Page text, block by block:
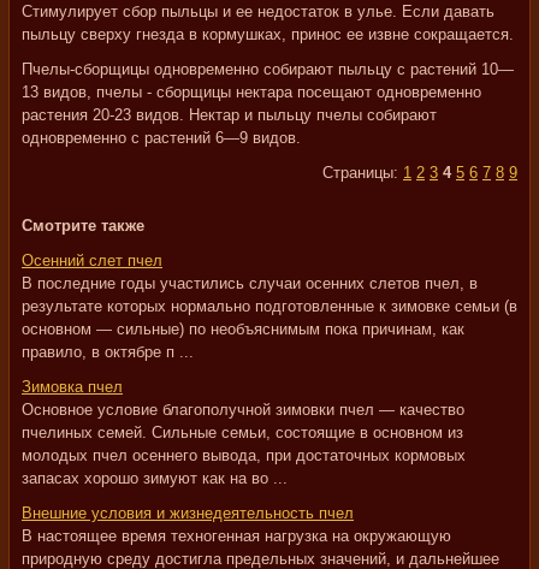
Стимулирует сбор пыльцы и ее недостаток в улье. Если давать
пыльцу сверху гнезда в кормушках, принос ее извне сокращается.
Пчелы-сборщицы одновременно собирают пыльцу с растений 10—
13 видов, пчелы - сборщицы нектара посещают одновременно
растения 20-23 видов. Нектар и пыльцу пчелы собирают
одновременно с растений 6—9 видов.
Страницы: 1 2 3 4 5 6 7 8 9
Смотрите также
Осенний слет пчел
В последние годы участились случаи осенних слетов пчел, в
результате которых нормально подготовленные к зимовке семьи (в
основном — сильные) по необъяснимым пока причинам, как
правило, в октябре п ...
Зимовка пчел
Основное условие благополучной зимовки пчел — качество
пчелиных семей. Сильные семьи, состоящие в основном из
молодых пчел осеннего вывода, при достаточных кормовых
запасах хорошо зимуют как на во ...
Внешние условия и жизнедеятельность пчел
В настоящее время техногенная нагрузка на окружающую
природную среду достигла предельных значений, и дальнейшее